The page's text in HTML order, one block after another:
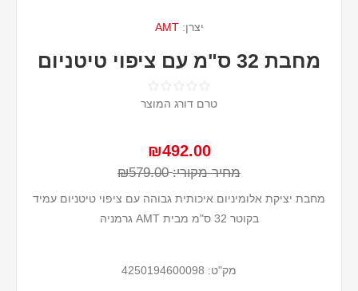
יצרן: AMT
מחבת 32 ס"מ עם ציפוי טיטניום
טרם דורג המוצר
₪492.00
מחיר מקורי: ₪579.00
מחבת יציקת אלומיניום איכותית גבוהה עם ציפוי טיטניום עמיד
בקוטר 32 ס"מ מבית AMT גרמניה
מק"ט: 4250194600098